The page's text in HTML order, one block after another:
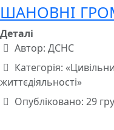
ШАНОВНІ
Деталі
Автор: ДСНС
Категорія:
життєдіяльності»
Опубліковано: 29